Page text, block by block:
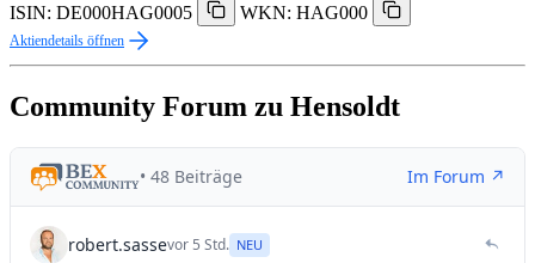
ISIN: DE000HAG0005
WKN: HAG000
Aktiendetails öffnen
Community Forum zu Hensoldt